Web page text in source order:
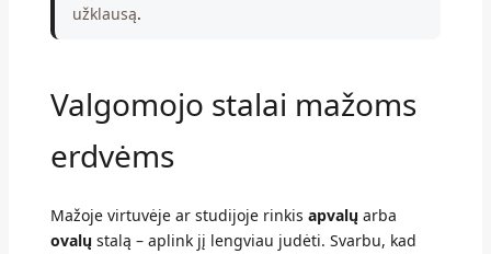
užklausą.
Valgomojo stalai mažoms
erdvėms
Mažoje virtuvėje ar studijoje rinkis apvalųarba
ovalųstalą – aplink jį lengviau judėti. Svarbu, kad